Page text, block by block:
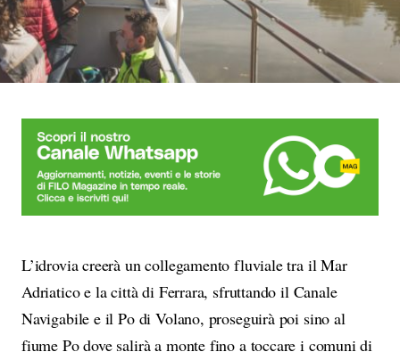
L’idrovia creerà un collegamento fluviale tra il Mar
Adriatico e la città di Ferrara, sfruttando il Canale
Navigabile e il Po di Volano, proseguirà poi sino al
fiume Po dove salirà a monte fino a toccare i comuni di